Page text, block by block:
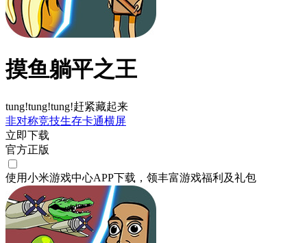
摸鱼躺平之王
tung!tung!tung!赶紧藏起来
非对称竞技生存卡通横屏
立即下载
官方正版
使用小米游戏中心APP下载 ，领丰富游戏福利 及礼包